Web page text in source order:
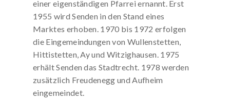
einer eigenständigen Pfarrei ernannt. Erst
1955 wird Senden in den Stand eines
Marktes erhoben. 1970 bis 1972 erfolgen
die Eingemeindungen von Wullenstetten,
Hittistetten, Ay und Witzighausen. 1975
erhält Senden das Stadtrecht. 1978 werden
zusätzlich Freudenegg und Aufheim
eingemeindet.